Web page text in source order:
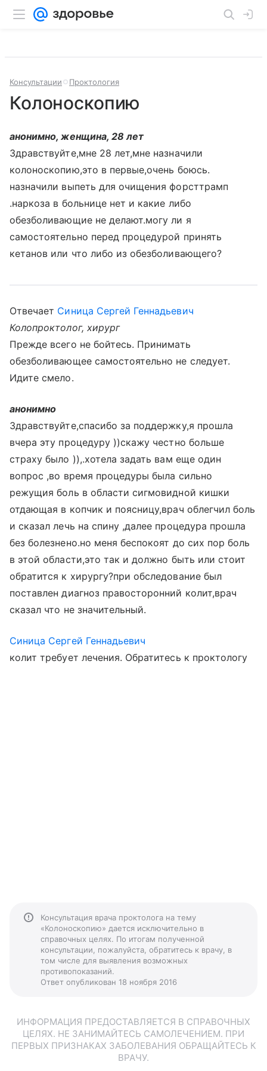
Консультации Проктология
Колоноскопию
анонимно, женщина, 28 лет
Здравствуйте,мне 28 лет,мне назначили
колоноскопию,это в первые,очень боюсь.
назначили выпеть для очищения форсттрамп
.наркоза в больнице нет и какие либо
обезболивающие не делают.могу ли я
самостоятельно перед процедурой принять
кетанов или что либо из обезболивающего?
Отвечает Синица Сергей Геннадьевич
Колопроктолог, хирург
Прежде всего не бойтесь. Принимать
обезболивающее самостоятельно не следует.
Идите смело.
анонимно
Здравствуйте,спасибо за поддержку,я прошла
вчера эту процедуру ))скажу честно больше
страху было )),.хотела задать вам еще один
вопрос ,во время процедуры была сильно
режущия боль в области сигмовидной кишки
отдающая в копчик и поясницу,врач облегчил боль
и сказал лечь на спину ,далее процедура прошла
без болезнено.но меня беспокоят до сих пор боль
в этой области,это так и должно быть или стоит
обратится к хирургу?при обследование был
поставлен диагноз правосторонний колит,врач
сказал что не значительный.
Синица Сергей Геннадьевич
колит требует лечения. Обратитесь к проктологу
Консультация врача проктолога на тему
«Колоноскопию» дается исключительно в
справочных целях. По итогам полученной
консультации, пожалуйста, обратитесь к врачу, в
том числе для выявления возможных
противопоказаний.
Ответ опубликован 18 ноября 2016
ИНФОРМАЦИЯ ПРЕДОСТАВЛЯЕТСЯ В СПРАВОЧНЫХ
ЦЕЛЯХ. НЕ ЗАНИМАЙТЕСЬ САМОЛЕЧЕНИЕМ. ПРИ
ПЕРВЫХ ПРИЗНАКАХ ЗАБОЛЕВАНИЯ ОБРАЩАЙТЕСЬ К
ВРАЧУ.